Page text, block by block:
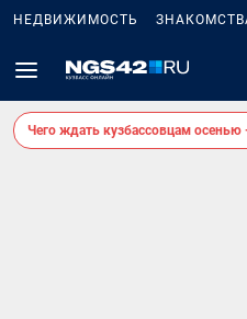
НЕДВИЖИМОСТЬ
Чего ждать кузбассовцам осенью